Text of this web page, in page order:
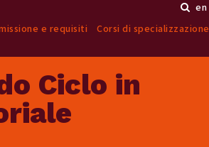
e requisiti Corsi di specializzazione
en
Ciclo in